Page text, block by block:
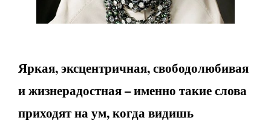
Яркая, эксцентричная, свободолюбивая
и жизнерадостная – именно такие слова
приходят на ум, когда видишь